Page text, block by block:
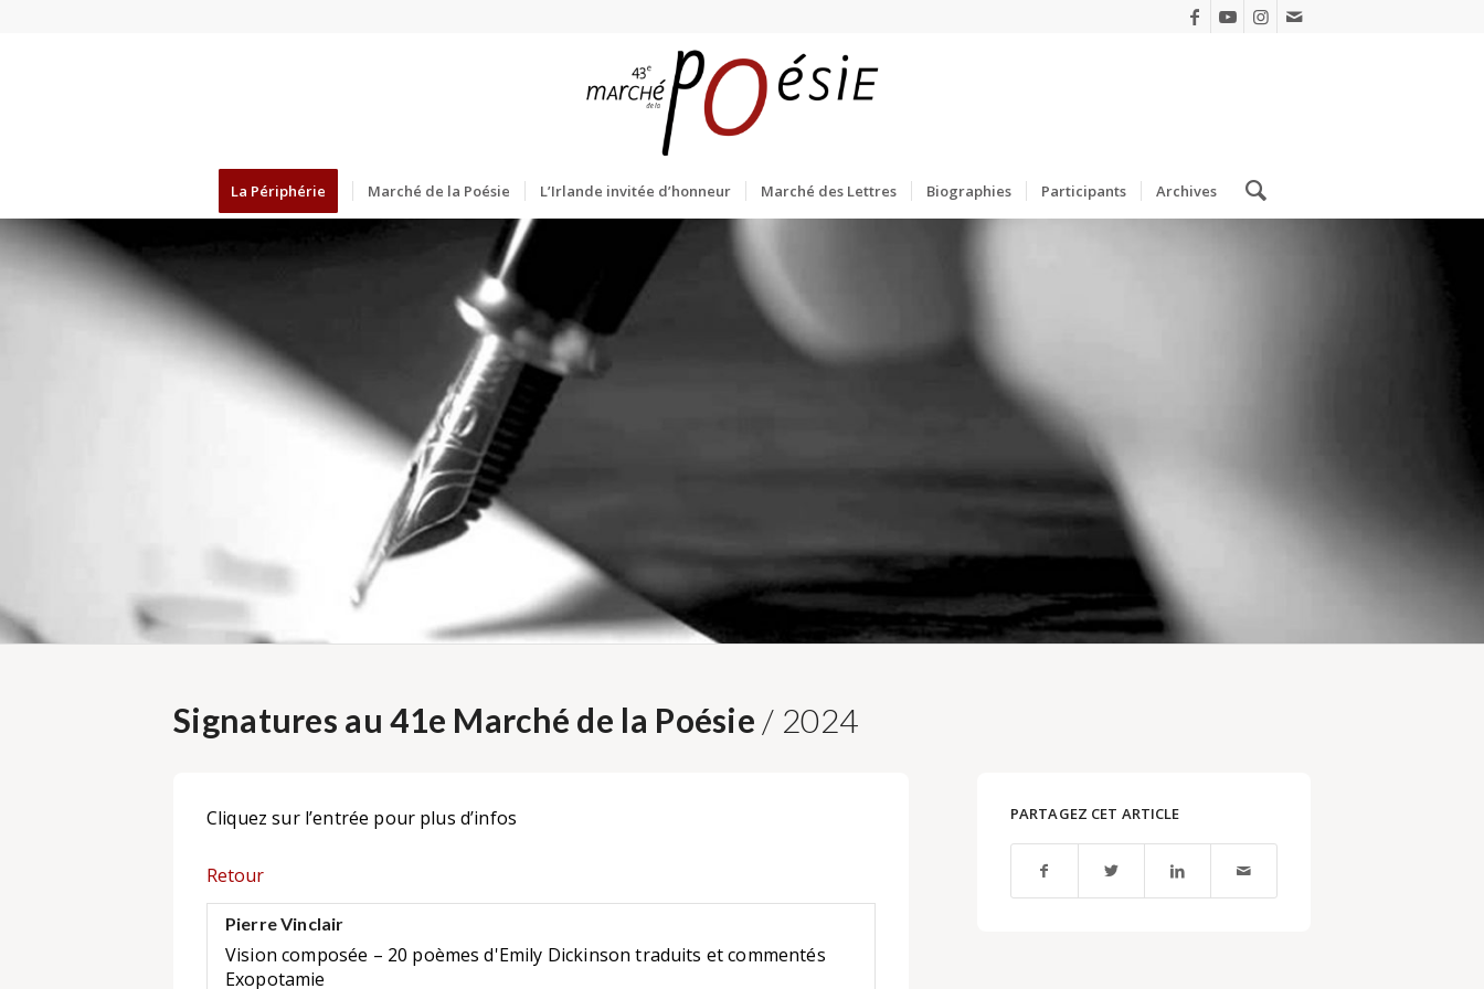
La Périphérie Marché de la Poésie L’Irlande invitée d’honneur Marché des Lettres Biographies Participants Archives
Signatures au 41e Marché de la Poésie / 2024
Cliquez sur l’entrée pour plus d’infos
Retour
Pierre Vinclair
Vision composée – 20 poèmes d'Emily Dickinson traduits et commentés
Exopotamie
PARTAGEZ CET ARTICLE